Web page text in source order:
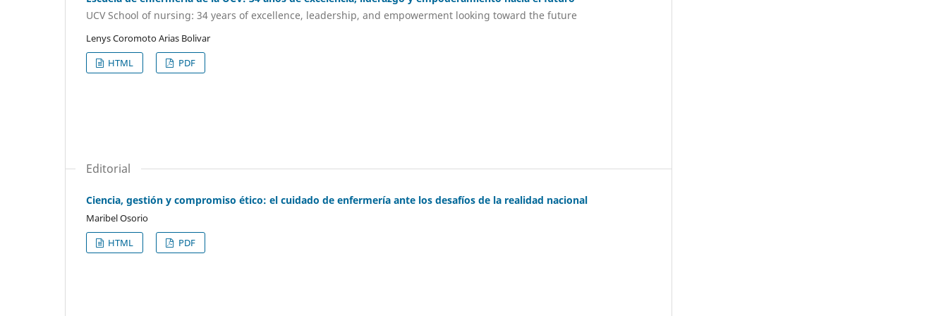
UCV School of nursing: 34 years of excellence, leadership, and empowerment looking toward the future
Lenys Coromoto Arias Bolivar
HTML
PDF
Editorial
Ciencia, gestión y compromiso ético: el cuidado de enfermería ante los desafíos de la realidad nacional
Maribel Osorio
HTML
PDF